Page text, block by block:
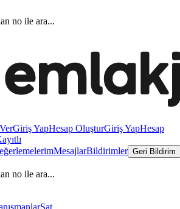
no ile ara...
Giriş YapHesap OluşturGiriş YapHesap
MesajlarBildirimler Geri Bildirim
no ile ara...
Sat